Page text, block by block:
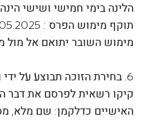
הלינה בימי חמישי ושישי
תוקף מימוש הפרס : 31.05.2025.
מימוש השובר יתואם אל
קיקו רשאית לפרסם את דבר
האישיים כדלקמן: שם מלא,